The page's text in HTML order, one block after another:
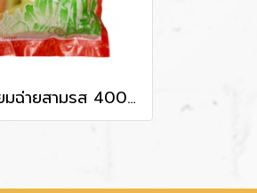
เอ็มที เกี่ยมฉ่ายสามรส 400 g